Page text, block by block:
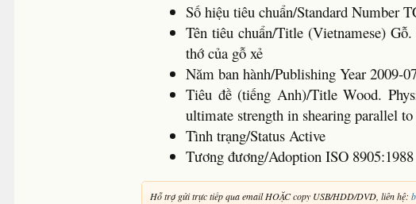
Số hiệu tiêu chuẩn/Standard Number
Tên tiêu chuẩn/Title (Vietnamese)
thớ của gỗ xẻ
Năm ban hành/Publishing Year 2009-
Tiêu đề (tiếng Anh)/Title Wood.
ultimate strength in shearing parallel
Tình trạng/Status Active
Tương đương/Adoption ISO 8905:1988
Hỗ trợ gửi trực tiếp qua email HOẶC copy USB/HDD/DVD, liên hệ: